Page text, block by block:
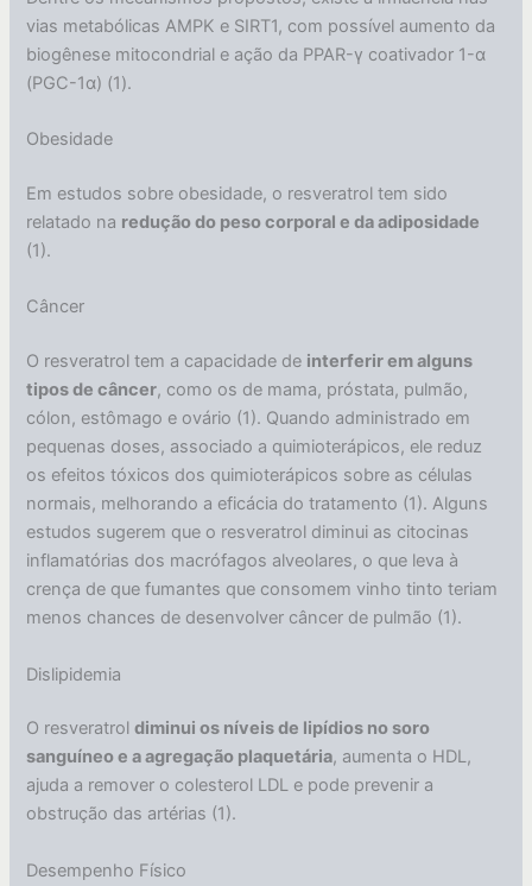
vias metabólicas AMPK e SIRT1, com possível aumento da
biogênese mitocondrial e ação da PPAR-γ coativador 1-α
(PGC-1α) (1).
Obesidade
Em estudos sobre obesidade, o resveratrol tem sido
relatado na redução do peso corporal e da adiposidade
(1).
Câncer
O resveratrol tem a capacidade de interferir em alguns
tipos de câncer, como os de mama, próstata, pulmão,
cólon, estômago e ovário (1). Quando administrado em
pequenas doses, associado a quimioterápicos, ele reduz
os efeitos tóxicos dos quimioterápicos sobre as células
normais, melhorando a eficácia do tratamento (1). Alguns
estudos sugerem que o resveratrol diminui as citocinas
inflamatórias dos macrófagos alveolares, o que leva à
crença de que fumantes que consomem vinho tinto teriam
menos chances de desenvolver câncer de pulmão (1).
Dislipidemia
O resveratroldiminui os níveis de lipídios no soro
sanguíneo e a agregação plaquetária, aumenta o HDL,
ajuda a remover o colesterol LDL e pode prevenir a
obstrução das artérias (1).
Desempenho Físico